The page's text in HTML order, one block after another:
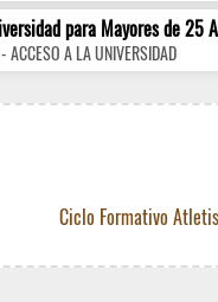
para Mayores de 25
- ACCESO A LA UNIVERSIDAD
Ciclo Formativo